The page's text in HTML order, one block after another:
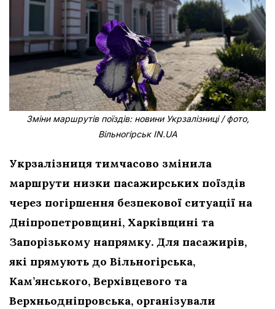
Зміни маршрутів поїздів: новини Укрзалізниці / фото,
Вільногірськ IN.UA
Укрзалізниця тимчасово змінила
маршрути низки пасажирських поїздів
через погіршення безпекової ситуації на
Дніпропетровщині, Харківщині та
Запорізькому напрямку. Для пасажирів,
які прямують до Вільногірська,
Кам’янського, Верхівцевого та
Верхньодніпровська, організували